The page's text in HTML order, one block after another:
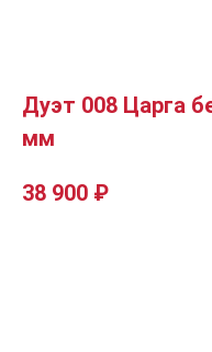
Дуэт 008 Царга
мм
38 900 ₽